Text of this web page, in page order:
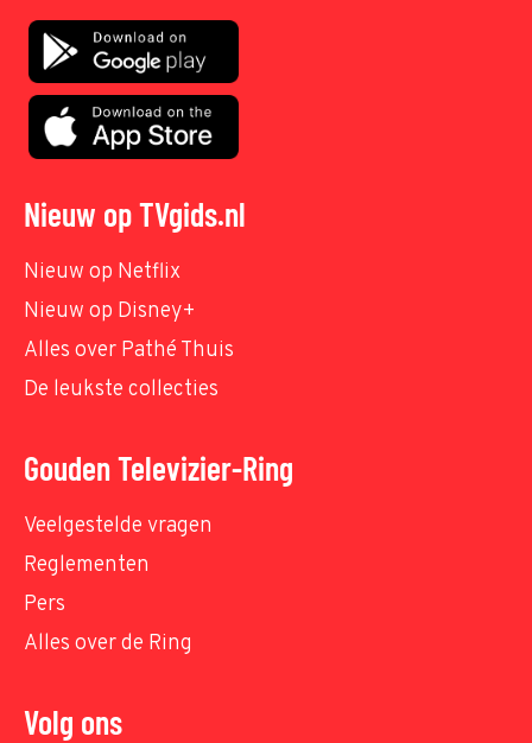
Nieuw op TVgids.nl
Nieuw op Netflix
Nieuw op Disney+
Alles over Pathé Thuis
De leukste collecties
Gouden Televizier-Ring
Veelgestelde vragen
Reglementen
Pers
Alles over de Ring
Volg ons